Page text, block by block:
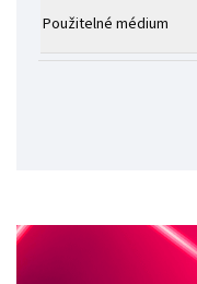
Použitelné médium